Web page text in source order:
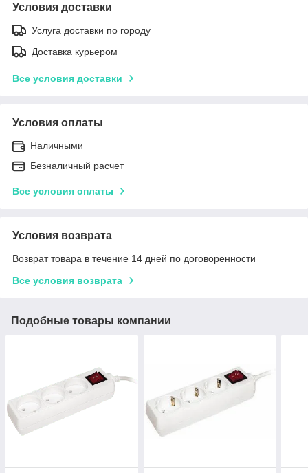
Условия доставки
Услуга доставки по городу
Доставка курьером
Все условия доставки
Условия оплаты
Наличными
Безналичный расчет
Все условия оплаты
Условия возврата
Возврат товара в течение 14 дней по договоренности
Все условия возврата
Подобные товары компании